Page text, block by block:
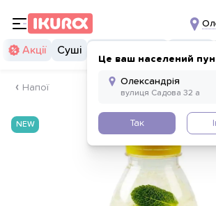
Це ваш населений
Так
Акції Суші
Напої
NEW